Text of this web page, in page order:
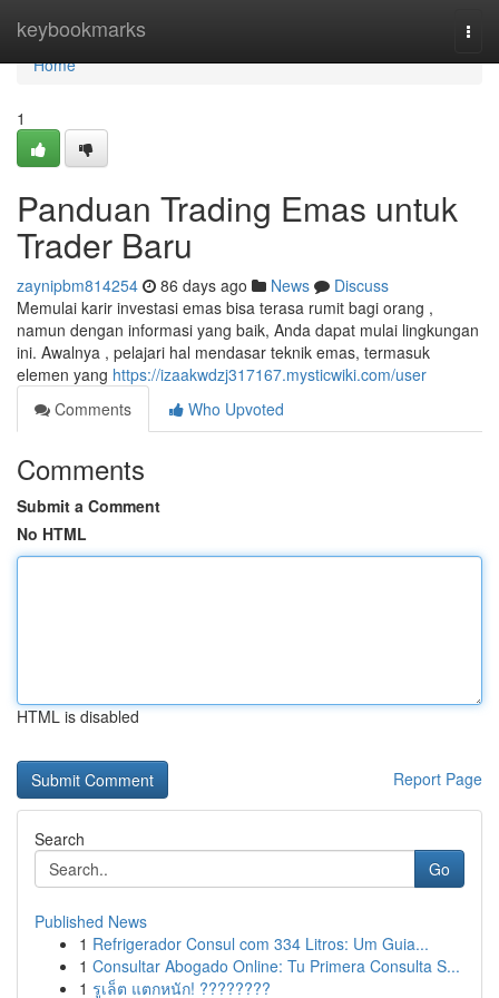
keybookmarks
Home
Home
1
Panduan Trading Emas untuk
Trader Baru
zaynipbm814254 86 days ago News
Discuss
Memulai karir investasi emas bisa terasa rumit bagi orang ,
namun dengan informasi yang baik, Anda dapat mulai lingkungan
ini. Awalnya , pelajari hal mendasar teknik emas, termasuk
elemen yang https://izaakwdzj317167.mysticwiki.com/user
Comments
Who Upvoted
Comments
Submit a Comment
No HTML
HTML is disabled
Report Page
Search
Go
Published News
1 Refrigerador Consul com 334 Litros: Um Guia...
1 Consultar Abogado Online: Tu Primera Consulta S...
1 รูเล็ต แตกหนัก! ????????